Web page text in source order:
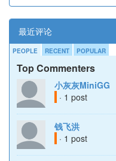
最近评论
PEOPLE RECENT POPULAR
Top Commenters
小灰灰MiniGG
· 1 post
钱飞洪
· 1 post